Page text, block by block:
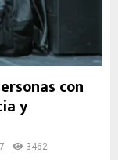
con
y
7 3462